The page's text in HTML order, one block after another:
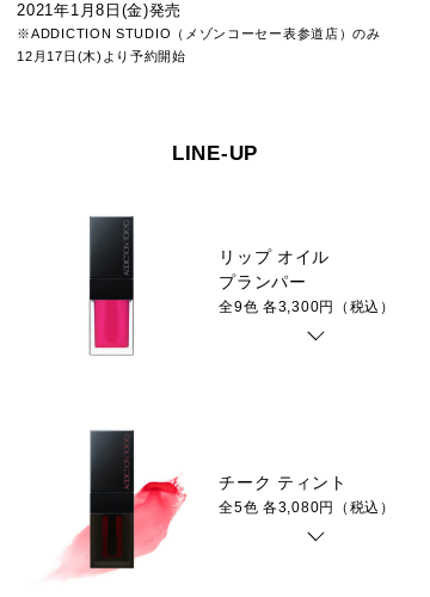
2021年1月8日(金)発売
※ADDICTION STUDIO（メゾンコーセー表参道店）のみ
12月17日(木)より予約開始
LINE-UP
リップ オイル
プランパー
全9色 各3,300円（税込）
チーク ティント
全5色 各3,080円（税込）